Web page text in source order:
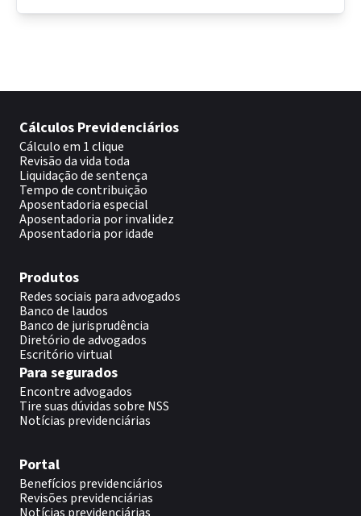
Cálculos Previdenciários
Cálculo em 1 clique
Revisão da vida toda
Liquidação de sentença
Tempo de contribuição
Aposentadoria especial
Aposentadoria por invalidez
Aposentadoria por idade
Produtos
Redes sociais para advogados
Banco de laudos
Banco de jurisprudência
Diretório de advogados
Escritório virtual
Para segurados
Encontre advogados
Tire suas dúvidas sobre NSS
Notícias previdenciárias
Portal
Benefícios previdenciários
Revisões previdenciárias